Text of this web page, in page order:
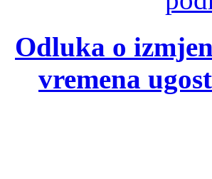
Odluka o
vremena